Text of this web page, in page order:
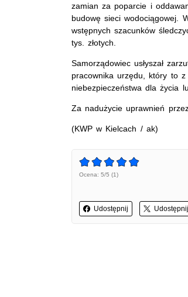
zamian za poparcie i
budowę sieci wodociągowej.
wstępnych szacunków
tys. złotych.
Samorządowiec usłyszał
pracownika urzędu, który to z
niebezpieczeństwa dla życia
Za nadużycie uprawnień
(KWP w Kielcach / ak)
Ocena: 5/5 (1)
Udostępnij Udostępnij